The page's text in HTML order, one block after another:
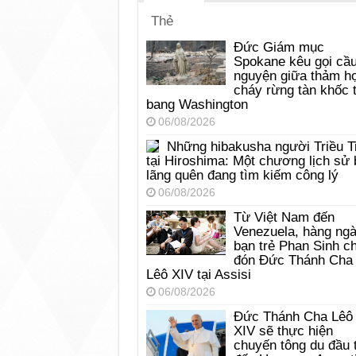
Thẻ
Đức Giám mục
Spokane kêu gọi
nguyện giữa thảm
cháy rừng tàn khốc
bang Washington
06/08/2026
Những hibakusha người Triều
tại Hiroshima: Một chương lịch sử
lãng quên đang tìm kiếm công lý
06/08/2026
Từ Việt Nam đến
Venezuela, hàng
bạn trẻ Phan Sinh
đón Đức Thánh Cha
Lêô XIV tại Assisi
06/08/2026
Đức Thánh Cha Lêô
XIV sẽ thực hiện
chuyến tông du đầu